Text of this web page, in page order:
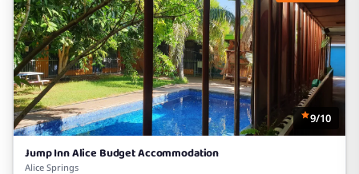
9/10
Jump Inn Alice Budget Accommodation
Alice Springs